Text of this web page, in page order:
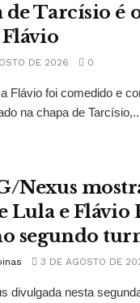
Tarcísio é
DE 2026 0
Flávio foi comedido e
na chapa de
Nexus
Lula e Flávio
segundo
3 DE AGOSTO DE
divulgada nesta